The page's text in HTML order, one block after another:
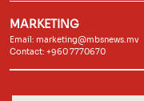
MARKETING
Email: marketing@mbsnews.mv
Contact: +960 7770670